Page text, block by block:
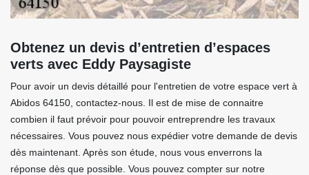
Obtenez un devis d’entretien d’espaces
verts avec Eddy Paysagiste
Pour avoir un devis détaillé pour l'entretien de votre espace vert à
Abidos 64150, contactez-nous. Il est de mise de connaitre
combien il faut prévoir pour pouvoir entreprendre les travaux
nécessaires. Vous pouvez nous expédier votre demande de devis
dès maintenant. Après son étude, nous vous enverrons la
réponse dès que possible. Vous pouvez compter sur notre